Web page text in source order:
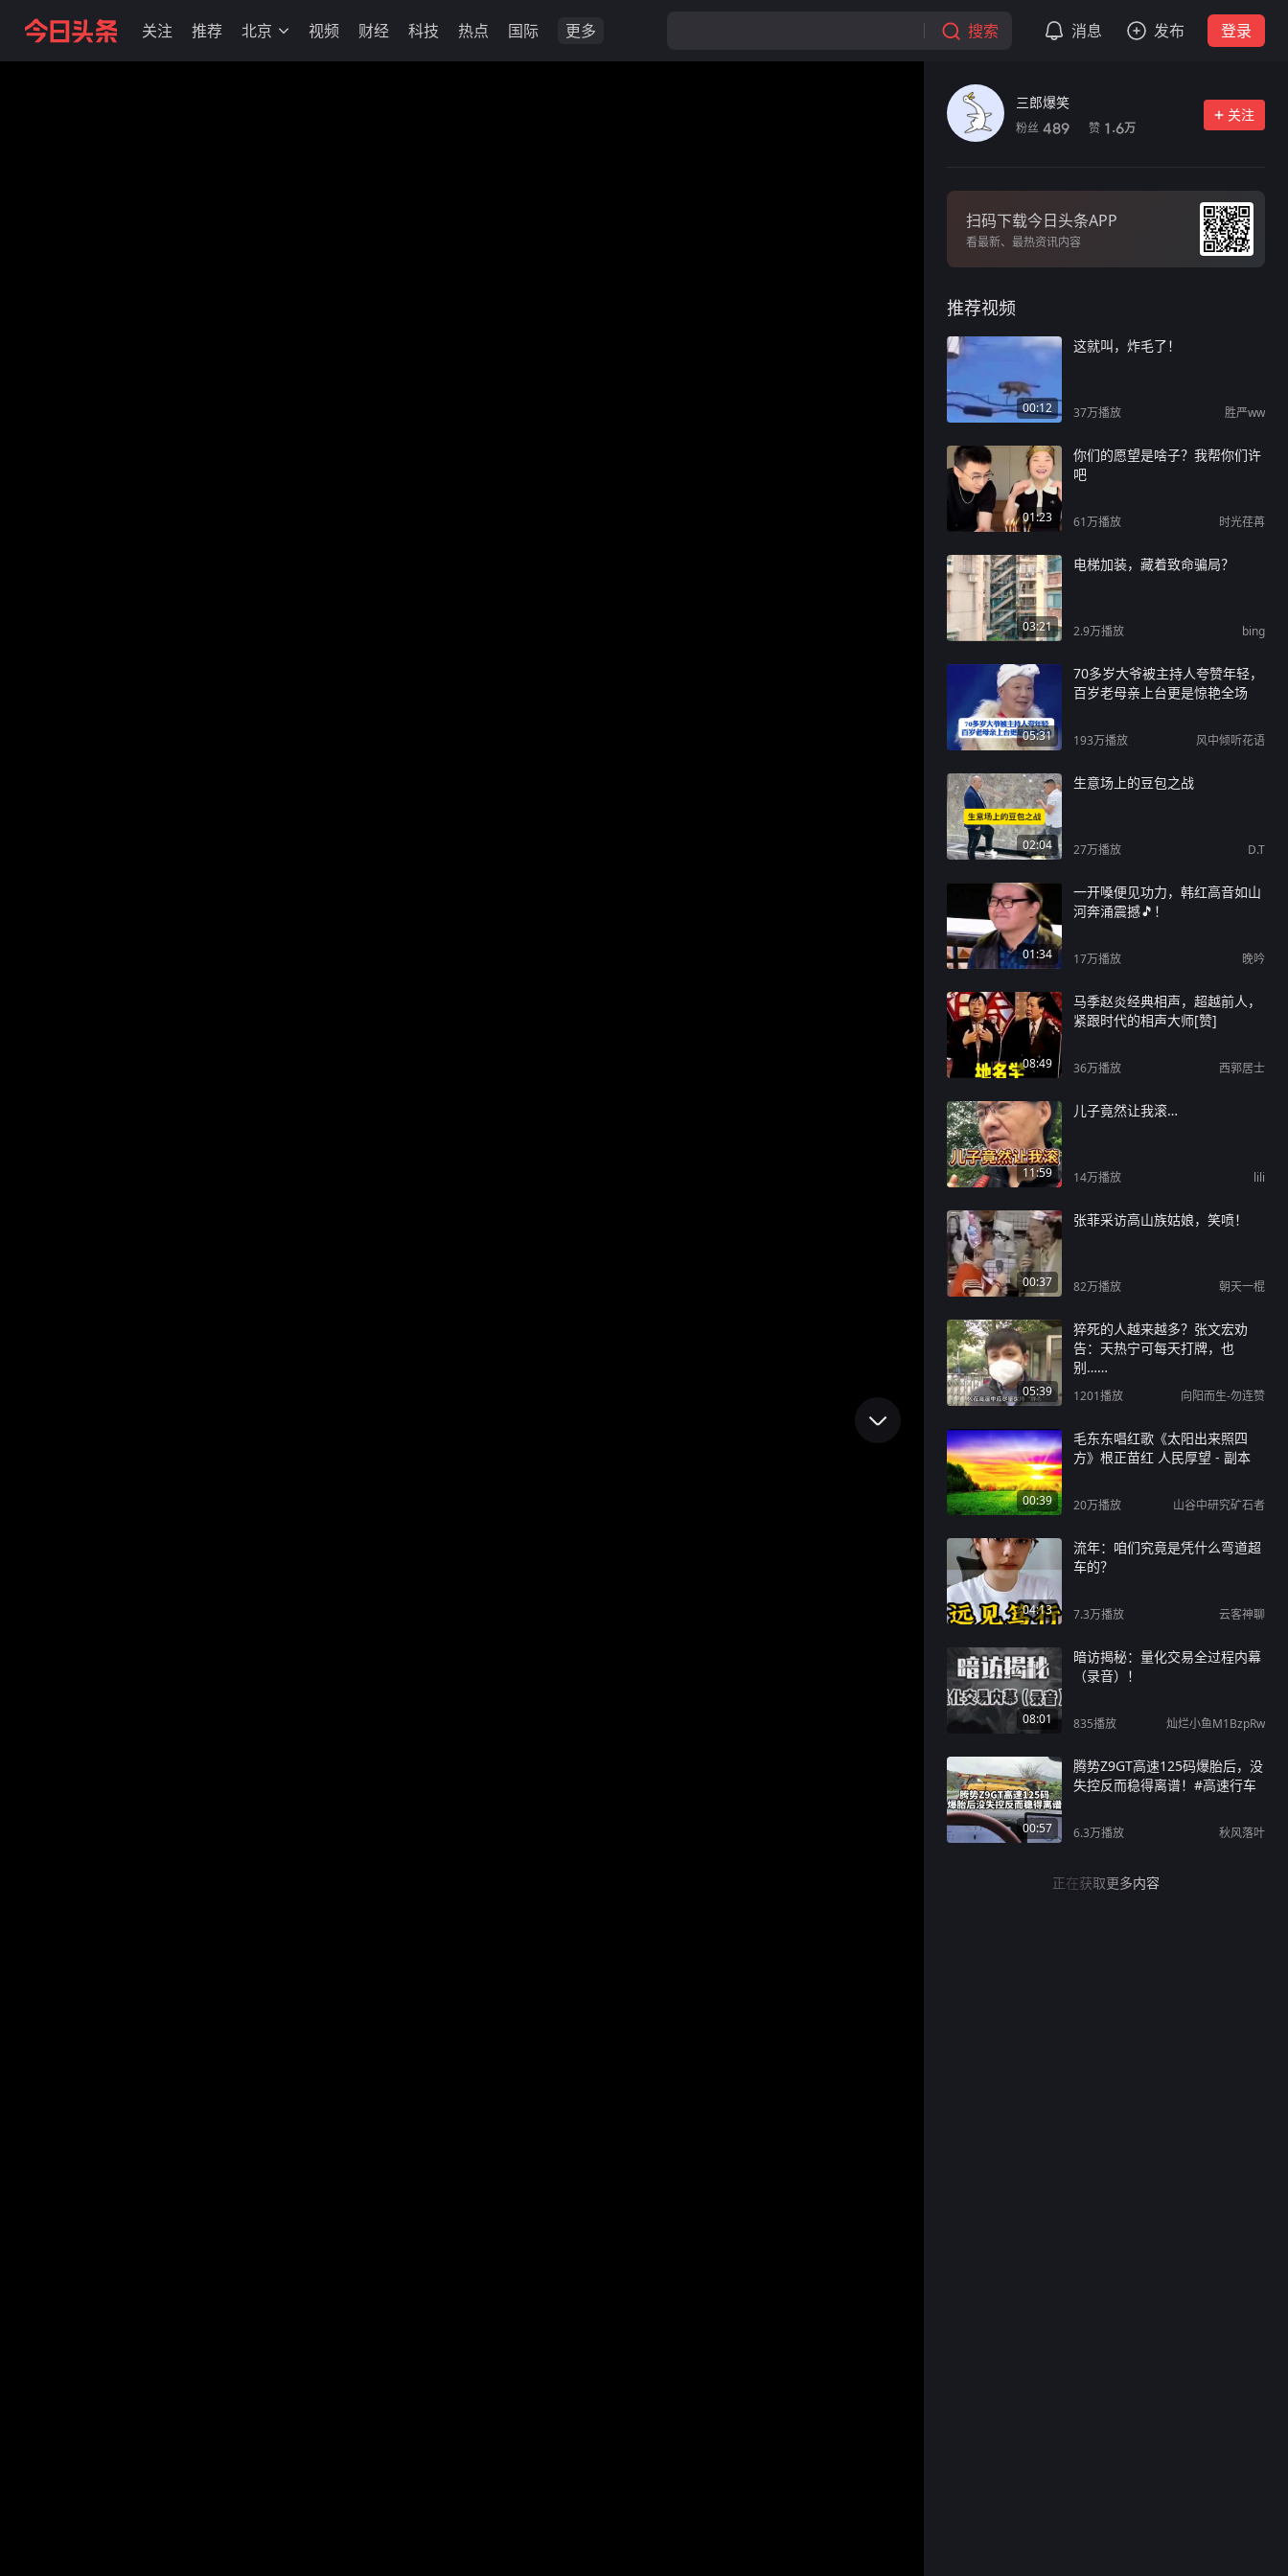
关注 推荐 北京 视频 财经 科技 热点 国际 更多 搜索 消息 发布 登录
三郎爆笑
粉丝 489 赞 1.6万
关注
扫码下载今日头条APP
看最新、最热资讯内容
推荐视频
00:12
这就叫，炸毛了！
37万播放 胜严ww
01:23
你们的愿望是啥子？我帮你们许
吧
61万播放 时光荏苒
03:21
电梯加装，藏着致命骗局？
2.9万播放 bing
05:31
70多岁大爷被主持人夸赞年轻，
百岁老母亲上台更是惊艳全场
193万播放 风中倾听花语
02:04
生意场上的豆包之战
27万播放 D.T
01:34
一开嗓便见功力，韩红高音如山
河奔涌震撼🎵！
17万播放 晚吟
08:49
马季赵炎经典相声，超越前人，
紧跟时代的相声大师[赞]
36万播放 西郭居士
11:59
儿子竟然让我滚…
14万播放 lili
00:37
张菲采访高山族姑娘，笑喷！
82万播放 朝天一棍
05:39
猝死的人越来越多？张文宏劝
告：天热宁可每天打牌，也
别……
1201播放 向阳而生-勿连赞
00:39
毛东东唱红歌《太阳出来照四
方》根正苗红 人民厚望 - 副本
20万播放 山谷中研究矿石者
04:13
流年：咱们究竟是凭什么弯道超
车的？
7.3万播放 云客神聊
08:01
暗访揭秘：量化交易全过程内幕
（录音）！
835播放 灿烂小鱼M1BzpRw
00:57
腾势Z9GT高速125码爆胎后，没
失控反而稳得离谱！#高速行车
6.3万播放 秋风落叶
正在获取更多内容